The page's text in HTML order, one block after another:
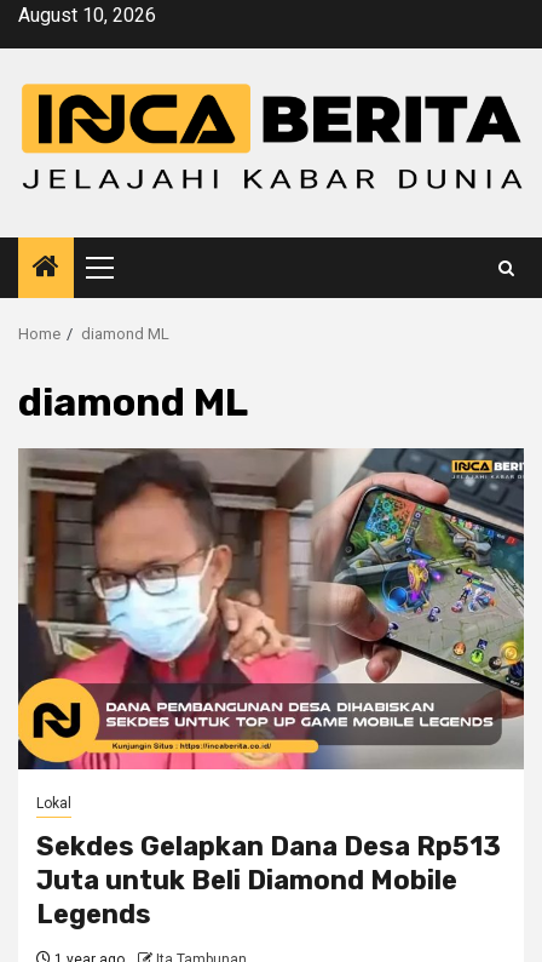
SkipAugust 10, 2026
Primary
Menu
Home diamond ML
diamond ML
Lokal
Sekdes Gelapkan Dana Desa Rp513
Juta untuk Beli Diamond Mobile
Legends